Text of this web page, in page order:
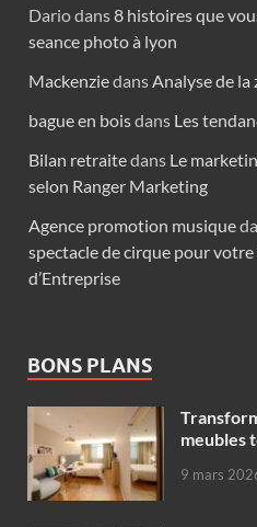
Dariodans8 histoires que
seance photo à lyon
MackenziedansAnalyse de la
bague en boisdans Les
Bilan retraitedans Le
selon Ranger Marketing
Agence promotion musique
spectacle de cirque pour
d’Entreprise
BONS PLANS
meubles
9 mars